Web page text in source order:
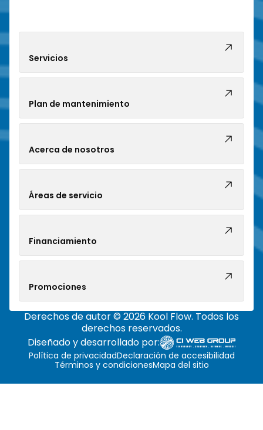
Servicios
Plan de mantenimiento
Acerca de nosotros
Áreas de servicio
Financiamiento
Promociones
Derechos de autor © 2026 Kool Flow. Todos los
derechos reservados.
Diseñado y desarrollado por:
Política de privacidadDeclaración de accesibilidad
Términos y condicionesMapa del sitio